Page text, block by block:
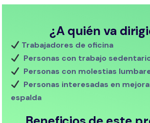
¿A quién va
Trabajadores de oficina
Personas con trabajo
Personas con molestias
Personas interesadas en
espalda